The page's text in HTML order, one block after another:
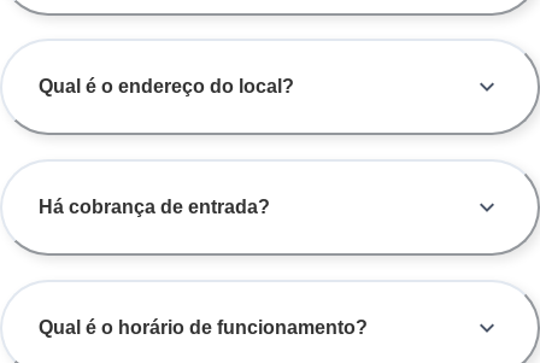
Qual é o endereço do local?
Há cobrança de entrada?
Qual é o horário de funcionamento?